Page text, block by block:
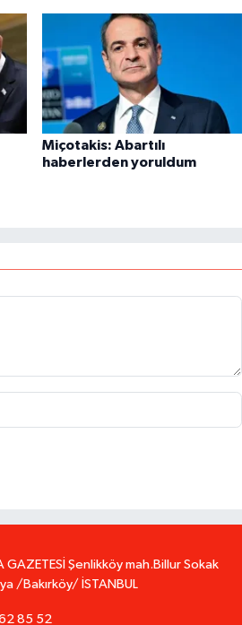
Miçotakis: Abartılı
haberlerden yoruldum
GAZETESİ Şenlikköy mah.Billur Sokak
/Bakırköy/ İSTANBUL
85 52